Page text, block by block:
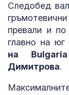
Следобед
превали и
главно на
на
Димитрова.